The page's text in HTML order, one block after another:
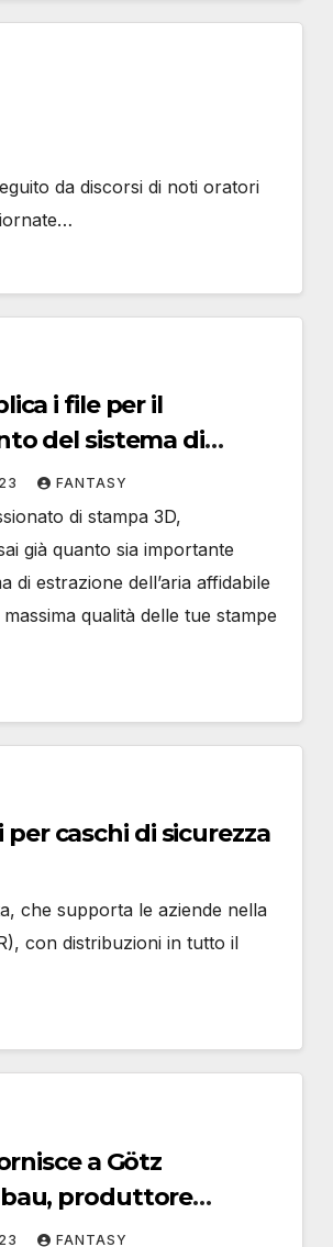
da discorsi di noti oratori
i file per il
del sistema di
PrintPRO
FANTASY
di stampa 3D,
già quanto sia importante
di estrazione dell’aria affidabile
qualità delle tue stampe
caschi di sicurezza
che supporta le aziende nella
con distribuzioni in tutto il
a Götz
produttore
3D, quattro
FANTASY